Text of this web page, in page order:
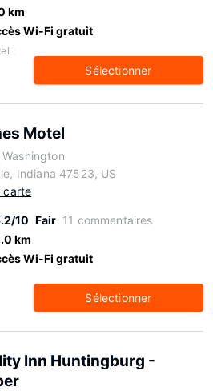
km
Wi-Fi gratuit
:
Sélectionner
Motel
Indiana 47523, US
carte
10 Fair 11 commentaires
km
Wi-Fi gratuit
Sélectionner
Inn Huntingburg -